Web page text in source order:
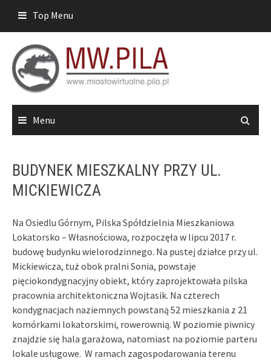
content
Top Menu
Menu
BUDYNEK MIESZKALNY PRZY UL.
MICKIEWICZA
Na Osiedlu Górnym, Pilska Spółdzielnia Mieszkaniowa
Lokatorsko – Własnościowa, rozpoczęła w lipcu 2017 r.
budowę budynku wielorodzinnego. Na pustej działce przy ul.
Mickiewicza, tuż obok pralni Sonia, powstaje
pięciokondygnacyjny obiekt, który zaprojektowała pilska
pracownia architektoniczna Wojtasik. Na czterech
kondygnacjach naziemnych powstaną 52 mieszkania z 21
komórkami lokatorskimi, rowerownią. W poziomie piwnicy
znajdzie się hala garażowa, natomiast na poziomie parteru
lokale usługowe. W ramach zagospodarowania terenu